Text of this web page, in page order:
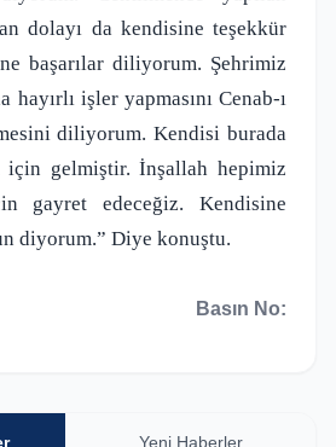
dolayı da kendisine teşekkür
başarılar diliyorum. Şehrimiz
işler yapmasını Cenab-ı
diliyorum. Kendisi burada
için gelmiştir. İnşallah hepimiz
gayret edeceğiz. Kendisine
diyorum.” Diye konuştu.
Basın No:
Yeni Haberler